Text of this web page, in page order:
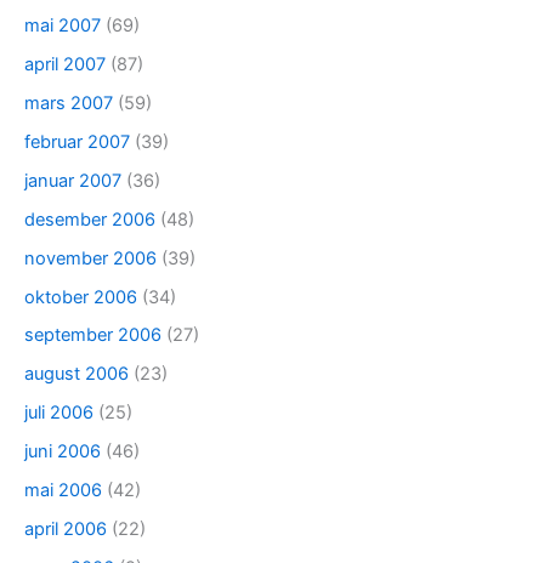
mai 2007 (69)
april 2007 (87)
mars 2007 (59)
februar 2007 (39)
januar 2007 (36)
desember 2006 (48)
november 2006 (39)
oktober 2006 (34)
september 2006 (27)
august 2006 (23)
juli 2006 (25)
juni 2006 (46)
mai 2006 (42)
april 2006 (22)